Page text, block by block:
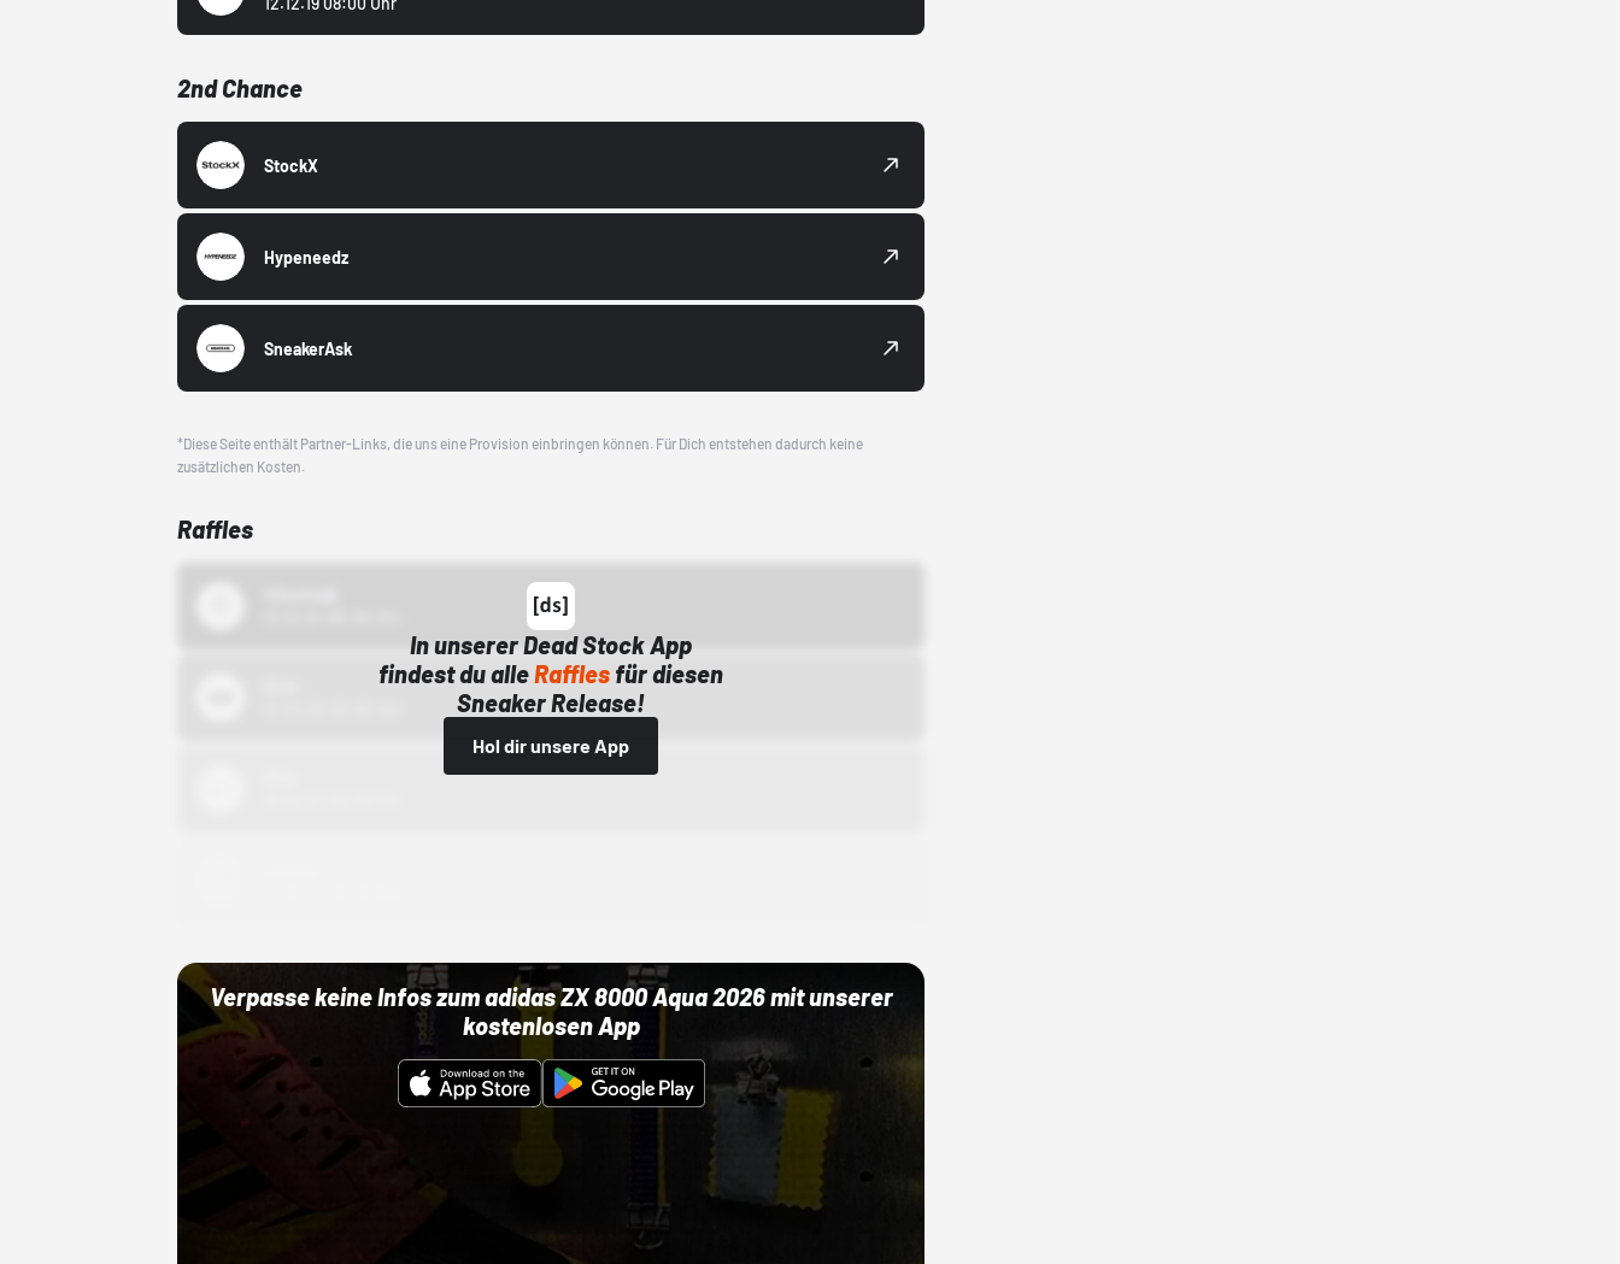
2nd Chance
StockX
Hypeneedz
SneakerAsk
*Diese Seite enthält Partner-Links, die uns eine Provision einbringen können. Für Dich entstehen dadurch keine
zusätzlichen Kosten.
Raffles
In unserer Dead Stock App
findest du alleRaffles für diesen
Sneaker Release!
Hol dir unsere App
Verpasse keine Infos zum adidas ZX 8000 Aqua 2026 mit unserer
kostenlosen App